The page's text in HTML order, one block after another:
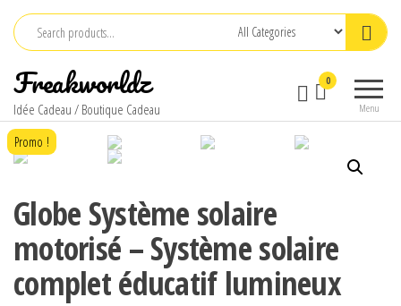
Skip
content
Freakworldz
Idée Cadeau / Boutique Cadeau Menu
0
Promo !
Globe Système solaire
motorisé – Système solaire
complet éducatif lumineux